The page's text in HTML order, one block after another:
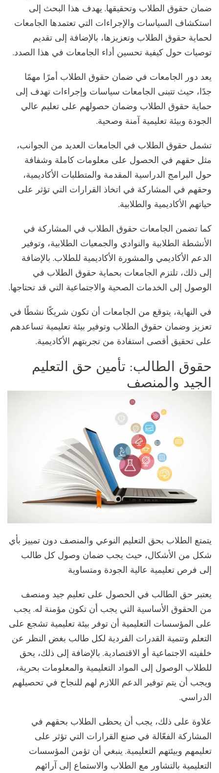
ضمان حقوق الطلاب وتحقيقها. يهدف هذا البحث إلى
استكشاف السياسات والإجراءات التي تعتمدها الجامعات
لحماية حقوق الطلاب وتعزيزها، بالإضافة إلى تقديم
توصيات حول كيفية تحسين أداء الجامعات في هذا الصدد.
يعد دور الجامعات في ضمان حقوق الطلاب أمرًا مهمًا
جدًا، حيث تتبنى الجامعات سياسات وإجراءات تهدف إلى
حماية حقوق الطلاب وضمان حصولهم على تعليم عالي
الجودة وبيئة تعليمية آمنة وصحية.
تشمل حقوق الطلاب في الجامعات العديد من الجوانب،
مثل حقهم في الحصول على معلومات كاملة وشفافة
حول البرامج الدراسية المقدمة والمتطلبات الأكاديمية،
وحقهم في المشاركة في اتخاذ القرارات التي تؤثر على
حياتهم الأكاديمية والطلابية.
كما تضمن الجامعات حقوق الطلاب في المشاركة في
الأنشطة الطلابية والنوادي والجمعيات الطلابية، وتوفير
الدعم الأكاديمي والمشورة الأكاديمية للطلاب. بالإضافة
إلى ذلك، تلتزم الجامعات بحماية حقوق الطلاب في
الوصول إلى الخدمات الصحية والاجتماعية التي قد تحتاجها.
في النهاية، يتوقع من الجامعات أن تكون شريكًا نشطًا في
تعزيز وضمان حقوق الطلاب وتوفير بيئة تعليمية تساعدهم
على تحقيق أقصى استفادة من تجربتهم الأكاديمية.
حقوق الطالب: تأمين حق التعليم
الجيد والمنصف
يتمتع الطلاب بحق التعليم النوعي والمنصف دون تمييز بأي
شكل من الأشكال، حيث يجب ضمان وصول كل طالب
إلى فرص تعليمية عالية الجودة ومتساوية
يعتبر حق الطالب في الحصول على تعليم جيد ومنصف
من الحقوق الأساسية التي يجب أن تكون مؤمنة له. يجب
على المؤسسات التعليمية أن توفر بيئة تعليمية تشجع على
التعلم وتنمية القدرات الفردية لكل طالب بغض النظر عن
خلفيته الاجتماعية أو الاقتصادية. بالإضافة إلى ذلك، يحق
للطلاب الوصول إلى المواد التعليمية والمعلومات بحرية،
ويجب أن يتم توفير الدعم اللازم لهم للنجاح في تحصيلهم
الدراسي.
علاوة على ذلك، يجب أن يحظى الطلاب بحقهم في
المشاركة الفعّالة في صنع القرارات التي تؤثر على
تعليمهم وبيئتهم التعليمية. ينبغي أن تؤمن المؤسسات
التعليمية بالتشاور مع الطلاب والاستماع إلى آرائهم